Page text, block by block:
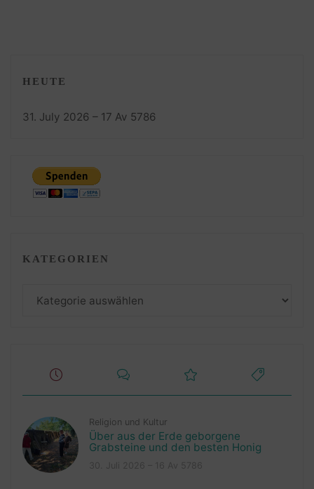
HEUTE
31. July 2026 – 17 Av 5786
KATEGORIEN
Religion und Kultur
Über aus der Erde geborgene
Grabsteine und den besten Honig